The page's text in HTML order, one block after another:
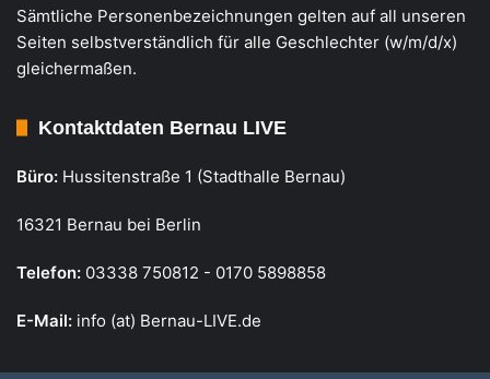
Sämtliche Personenbezeichnungen gelten auf all unseren
Seiten selbstverständlich für alle Geschlechter (w/m/d/x)
gleichermaßen.
Kontaktdaten Bernau LIVE
Büro: Hussitenstraße 1 (Stadthalle Bernau)
16321 Bernau bei Berlin
Telefon: 03338 750812 - 0170 5898858
E-Mail: info (at) Bernau-LIVE.de